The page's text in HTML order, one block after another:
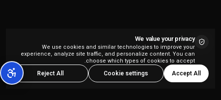
We value your privacy
We use cookies and similar technologies to improve your
experience, analyze site traffic, and personalize content. You can
choose which types of cookies to accept.
Accept All
Cookie settings
Reject All